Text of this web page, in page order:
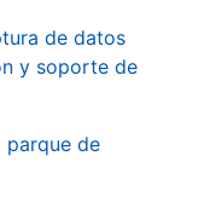
de datos
y soporte de
parque de